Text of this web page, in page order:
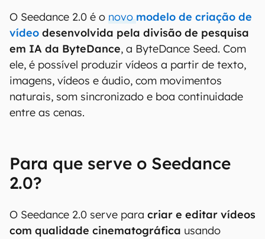
O Seedance 2.0 é o novo modelo de criação de
vídeo desenvolvida pela divisão de pesquisa
em IA da ByteDance, a ByteDance Seed. Com
ele, é possível produzir vídeos a partir de texto,
imagens, vídeos e áudio, com movimentos
naturais, som sincronizado e boa continuidade
entre as cenas.
Para que serve o Seedance
2.0?
O Seedance 2.0 serve para criar e editar vídeos
com qualidade cinematográfica usando